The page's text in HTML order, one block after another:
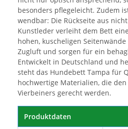
besonders pflegeleicht. Zudem
wendbar: Die Rückseite aus
Kunstleder verleiht dem Bett
hohen, kuscheligen
Zugluft und sorgen für ein
Entwickelt in Deutschland und
steht das Hundebett Tampa für
hochwertige Materialien, die
Vierbeiners gerecht werden.
Produktdaten